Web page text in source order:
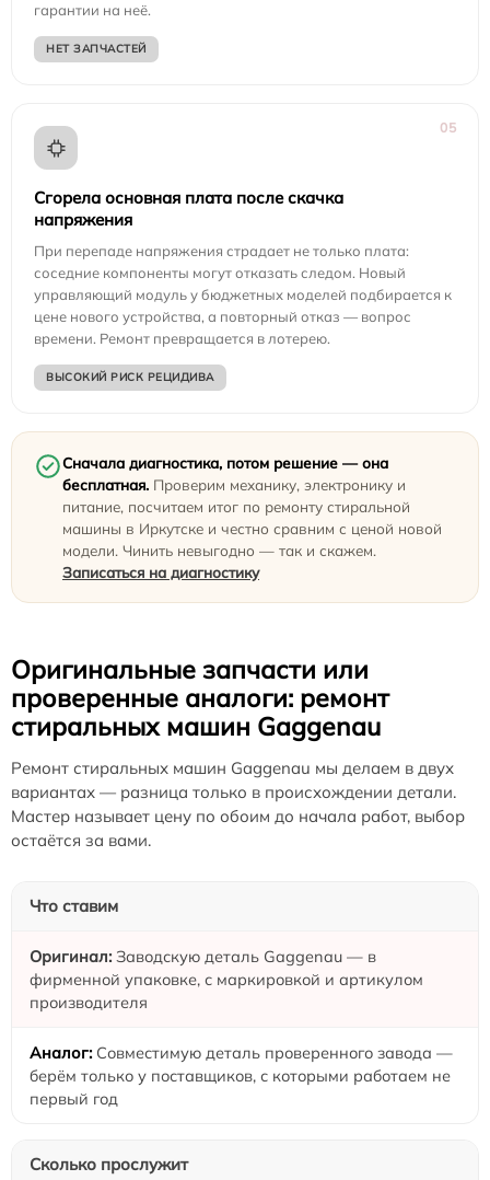
гарантии на неё.
НЕТ ЗАПЧАСТЕЙ
05
Сгорела основная плата после скачка
напряжения
При перепаде напряжения страдает не только плата:
соседние компоненты могут отказать следом. Новый
управляющий модуль у бюджетных моделей подбирается к
цене нового устройства, а повторный отказ — вопрос
времени. Ремонт превращается в лотерею.
ВЫСОКИЙ РИСК РЕЦИДИВА
Сначала диагностика, потом решение — она
бесплатная. Проверим механику, электронику и
питание, посчитаем итог по ремонту стиральной
машины в Иркутске и честно сравним с ценой новой
модели. Чинить невыгодно — так и скажем.
Записаться на диагностику
Оригинальные запчасти или
проверенные аналоги: ремонт
стиральных машин Gaggenau
Ремонт стиральных машин Gaggenau мы делаем в двух
вариантах — разница только в происхождении детали.
Мастер называет цену по обоим до начала работ, выбор
остаётся за вами.
Что ставим
Заводскую деталь Gaggenau — в
фирменной упаковке, с маркировкой и артикулом
производителя
Совместимую деталь проверенного завода —
берём только у поставщиков, с которыми работаем не
первый год
Сколько прослужит